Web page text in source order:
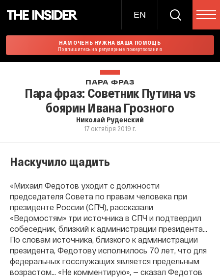
EN
НАМ ОЧЕНЬ НУЖНА ВАША ПОМОЩЬ
Подпишитесь на регулярные пожертвования
ПАРА ФРАЗ
Пара фраз: Советник Путина vs
боярин Ивана Грозного
Николай Руденский
17 октября 2019 г.
Наскучило щадить
«Михаил Федотов уходит с должности
председателя Совета по правам человека при
президенте России (СПЧ), рассказали
«Ведомостям» три источника в СПЧ и подтвердил
собеседник, близкий к администрации президента…
По словам источника, близкого к администрации
президента, Федотову исполнилось 70 лет, что для
федеральных госслужащих является предельным
возрастом… «Не комментирую», — сказал Федотов